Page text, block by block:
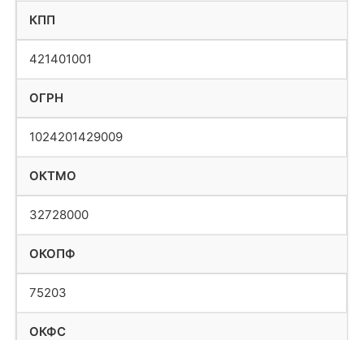
КПП
421401001
ОГРН
1024201429009
ОКТМО
32728000
ОКОПФ
75203
ОКФС